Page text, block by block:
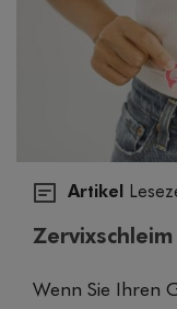
Artikel
Wenn Sie Ihren